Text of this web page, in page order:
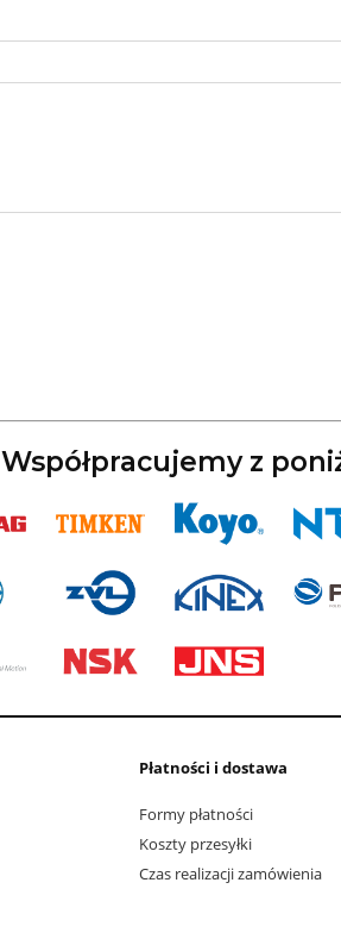
Współpracujemy z
Płatności i dostawa
Formy płatności
Koszty przesyłki
Czas realizacji zamówienia